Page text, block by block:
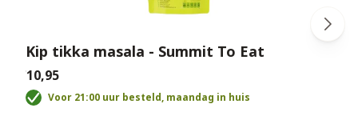
Kip tikka masala - Summit To Eat
€10,95
Voor 21:00 uur besteld, maandag in huis